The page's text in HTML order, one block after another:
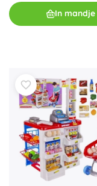
In mandje